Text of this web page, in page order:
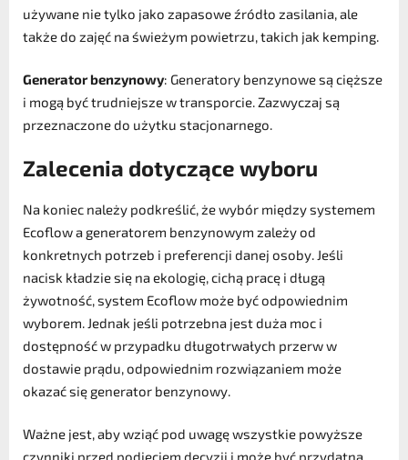
używane nie tylko jako zapasowe źródło zasilania, ale
także do zajęć na świeżym powietrzu, takich jak kemping.
Generator benzynowy: Generatory benzynowe są cięższe
i mogą być trudniejsze w transporcie. Zazwyczaj są
przeznaczone do użytku stacjonarnego.
Zalecenia dotyczące wyboru
Na koniec należy podkreślić, że wybór między systemem
Ecoflow a generatorem benzynowym zależy od
konkretnych potrzeb i preferencji danej osoby. Jeśli
nacisk kładzie się na ekologię, cichą pracę i długą
żywotność, system Ecoflow może być odpowiednim
wyborem. Jednak jeśli potrzebna jest duża moc i
dostępność w przypadku długotrwałych przerw w
dostawie prądu, odpowiednim rozwiązaniem może
okazać się generator benzynowy.
Ważne jest, aby wziąć pod uwagę wszystkie powyższe
czynniki przed podjęciem decyzji i może być przydatna